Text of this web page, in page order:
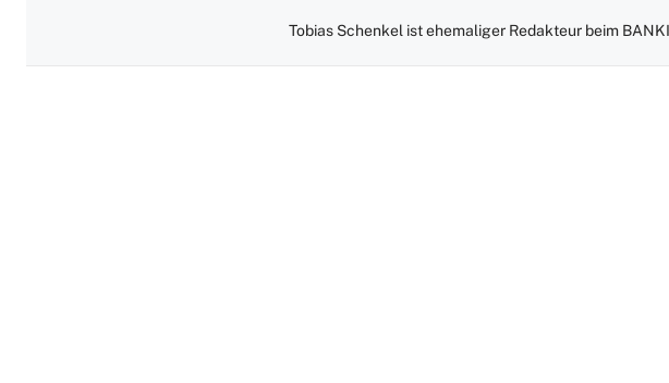
Tobias Schenkel ist ehemaliger Redakteur beim